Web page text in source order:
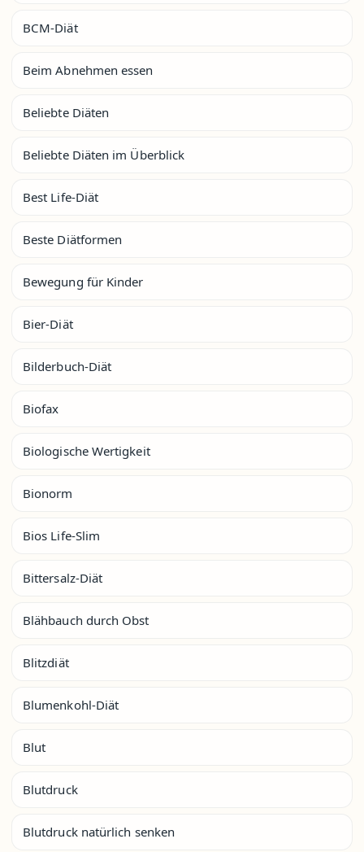
BCM-Diät
Beim Abnehmen essen
Beliebte Diäten
Beliebte Diäten im Überblick
Best Life-Diät
Beste Diätformen
Bewegung für Kinder
Bier-Diät
Bilderbuch-Diät
Biofax
Biologische Wertigkeit
Bionorm
Bios Life-Slim
Bittersalz-Diät
Blähbauch durch Obst
Blitzdiät
Blumenkohl-Diät
Blut
Blutdruck
Blutdruck natürlich senken